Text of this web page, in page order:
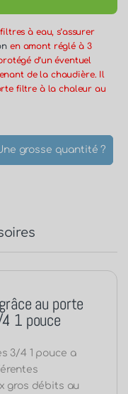
à eau, s’assurer
en amont réglé à 3
d’un éventuel
de la chaudière. Il
filtre à la chaleur au
grosse quantité ?
au porte
1 pouce
3/4 1 pouce a
gros débits au